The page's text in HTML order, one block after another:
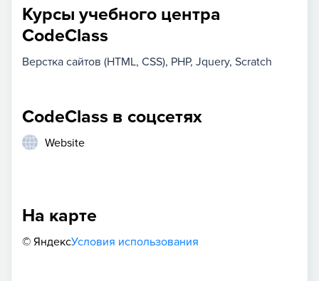
Курсы учебного центра
CodeClass
Верстка сайтов (HTML, CSS) PHP Jquery Scratch
CodeClass в соцсетях
Website
На карте
© ЯндексУсловия использования